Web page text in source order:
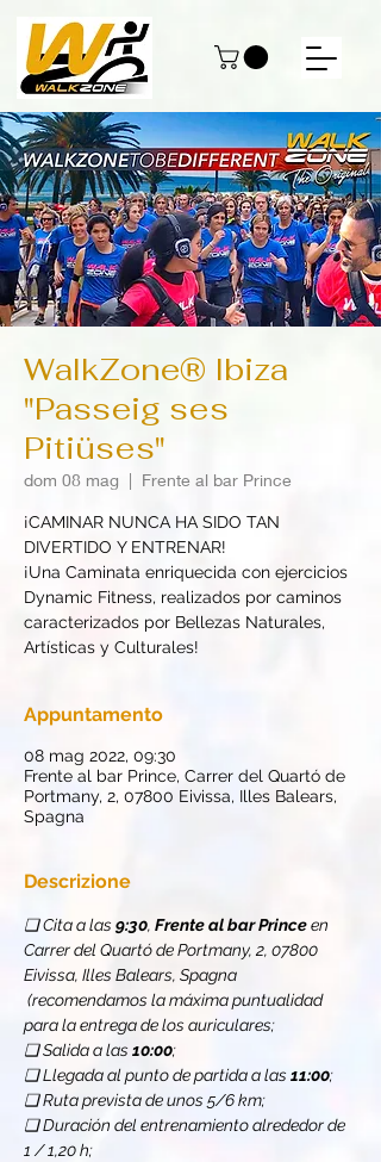
WalkZone® Ibiza
"Passeig ses
Pitiüses"
dom 08 mag
  |
Frente al bar Prince
¡CAMINAR NUNCA HA SIDO TAN
DIVERTIDO Y ENTRENAR!
¡Una Caminata enriquecida con ejercicios
Dynamic Fitness, realizados por caminos
caracterizados por Bellezas Naturales,
Artísticas y Culturales!
Appuntamento
08 mag 2022, 09:30
Frente al bar Prince, Carrer del Quartó de
Portmany, 2, 07800 Eivissa, Illes Balears,
Spagna
Descrizione
❏ Cita a las 9:30, Frente al bar Prince en
Carrer del Quartó de Portmany, 2, 07800
Eivissa, Illes Balears, Spagna
(recomendamos la máxima puntualidad
para la entrega de los auriculares;
❏ Salida a las 10:00;
❏ Llegada al punto de partida a las 11:00;
❏ Ruta prevista de unos 5/6 km;
❏ Duración del entrenamiento alrededor de
1 / 1,20 h;